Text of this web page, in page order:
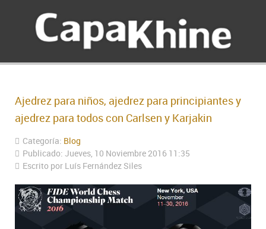
Ajedrez para niños, ajedrez para principiantes y
ajedrez para todos con Carlsen y Karjakin
Categoría: Blog
Publicado: Jueves, 10 Noviembre 2016 11:35
Escrito por Luís Fernández Siles